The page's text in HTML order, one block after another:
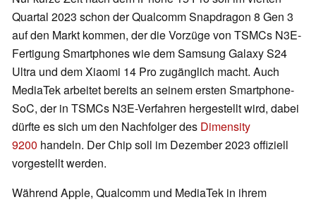
Quartal 2023 schon der Qualcomm Snapdragon 8 Gen 3
auf den Markt kommen, der die Vorzüge von TSMCs N3E-
Fertigung Smartphones wie dem Samsung Galaxy S24
Ultra und dem Xiaomi 14 Pro zugänglich macht. Auch
MediaTek arbeitet bereits an seinem ersten Smartphone-
SoC, der in TSMCs N3E-Verfahren hergestellt wird, dabei
dürfte es sich um den Nachfolger des Dimensity
9200 handeln. Der Chip soll im Dezember 2023 offiziell
vorgestellt werden.
Während Apple, Qualcomm und MediaTek in ihrem